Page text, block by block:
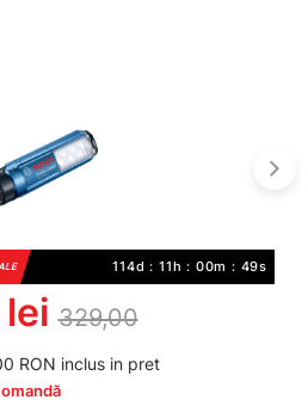
114d : 11h : 00m : 49s
329,00
RON inclus in pret